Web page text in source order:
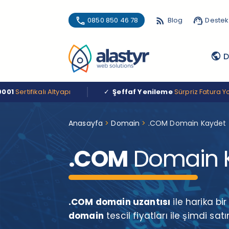
phone 0850 850 46 78 rss_feed Blog support_agent Destek
public
Altyapı ✓ Şeffaf YenilemeSürpriz Fatura Yok
Anasayfa > Domain > .COM Domain Kaydet
.COMDomain
.COM domain uzantısı ile harika bir
domain tescil fiyatları ile şimdi